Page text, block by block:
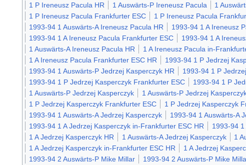
1 P Ireneusz Pacula HR
1 Auswärts-P Ireneusz Pacula 1
1 P Ireneusz Pacula Frankfurter ESC
1 P Ireneusz Pacula
1993-94 1 Auswärts-A Ireneusz Pacula HR
1993-94 1 A Ireneusz
1993-94 1 A Ireneusz Pacula Frankfurter ESC
1993-94 1 A
1 Auswärts-A Ireneusz Pacula HR
1 A Ireneusz Pacula in-
1 A Ireneusz Pacula Frankfurter ESC HR
1993-94 1 P Jedrzej
1993-94 1 Auswärts-P Jedrzej Kasperczyk HR
1993-94 1 P
1993-94 1 P Jedrzej Kasperczyk Frankfurter ESC
1993-94 1 P
1 Auswärts-P Jedrzej Kasperczyk
1 Auswärts-P Jedrzej
1 P Jedrzej Kasperczyk Frankfurter ESC
1 P Jedrzej Kasperczyk
1993-94 1 Auswärts-A Jedrzej Kasperczyk
1993-94 1 Auswärts-A
1993-94 1 A Jedrzej Kasperczyk in-Frankfurter ESC HR
1993-94
1 A Jedrzej Kasperczyk HR
1 Auswärts-A Jedrzej Kasperczyk 1
1 A Jedrzej Kasperczyk in-Frankfurter ESC HR
1 A Jedrzej
1993-94 2 Auswärts-P Mike Millar
1993-94 2 Auswärts-P Mike